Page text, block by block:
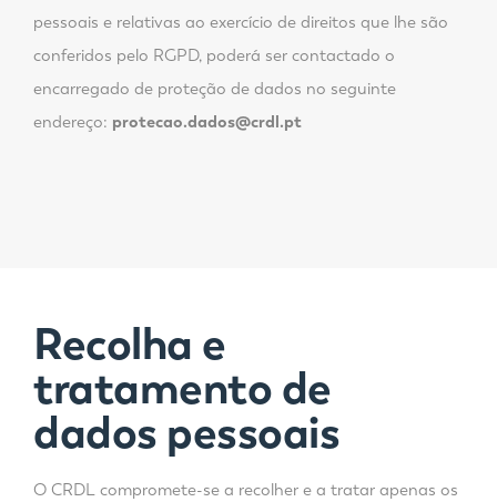
pessoais e relativas ao exercício de direitos que lhe são
conferidos pelo RGPD, poderá ser contactado o
encarregado de proteção de dados no seguinte
endereço: protecao.dados@crdl.pt
Recolha e
tratamento de
dados pessoais
O CRDL compromete-se a recolher e a tratar apenas os